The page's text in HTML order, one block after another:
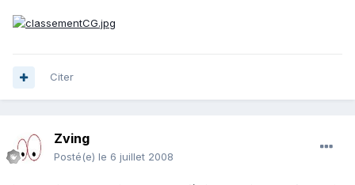
Citer
Zving
Posté(e) le 6 juillet 2008